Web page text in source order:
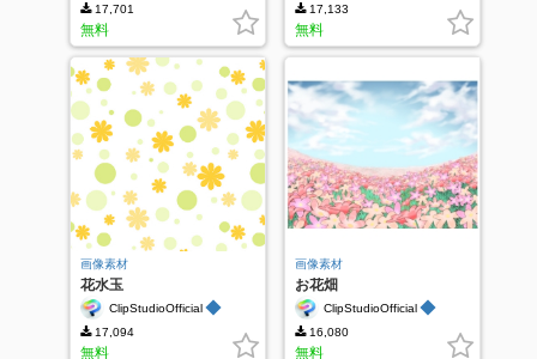
17,701
無料
17,133
無料
画像素材
花水玉
ClipStudioOfficial ◆
17,094
無料
画像素材
お花畑
ClipStudioOfficial ◆
16,080
無料